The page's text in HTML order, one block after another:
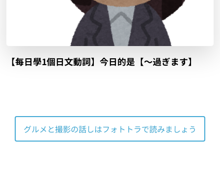
【每日學1個日文動詞】今日的是【～過ぎます】
グルメと撮影の話しはフォトトラで読みましょう